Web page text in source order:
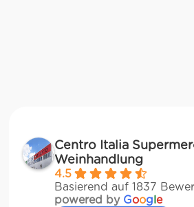
Centro Italia
Weinhandlung
4.5
Basierend auf 1837
powered by Google